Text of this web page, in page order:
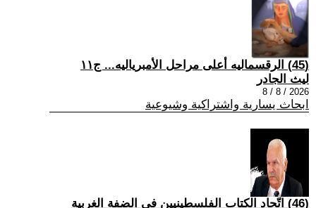
(45) الرقسماليه أعلى مراحل الأمبرياليه... ج١١
ليث الجادر
2026 / 8 / 8
ابحاث يسارية واشتراكية وشيوعية
(46) اتّحاد الكتاب الفلسطينيين في الضفة الغربية